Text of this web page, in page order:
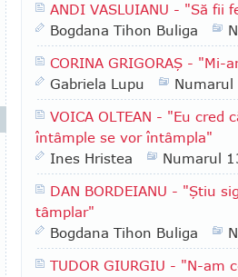
ANDI VASLUIANU - "Să fii
Bogdana Tihon Buliga
CORINA GRIGORAŞ -
Gabriela Lupu
VOICA OLTEAN - "Eu
întâmple se vor întâmpla"
Ines Hristea
Numarul
DAN BORDEIANU - "Ştiu
tâmplar"
Bogdana Tihon Buliga
TUDOR GIURGIU - "N-am